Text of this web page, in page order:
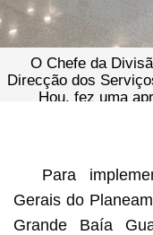
O Chefe da
Direcção dos
Hou, fez uma
de auto-
Para
Gerais do
Grande Baía